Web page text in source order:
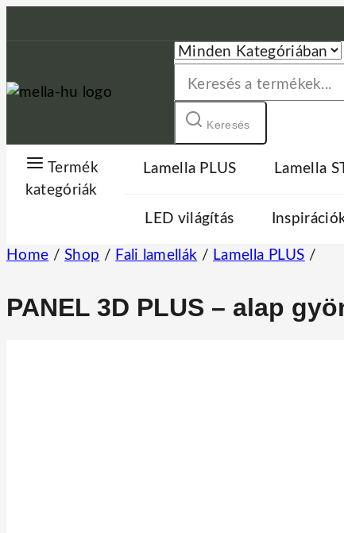
Keresés
Termék
kategóriák
Lamella PLUS Lamella
LED világítás
Home / Shop / Fali lamellák / Lamella PLUS /
PANEL 3D PLUS – alap